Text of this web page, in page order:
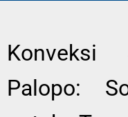
Konveksi
Palopo: